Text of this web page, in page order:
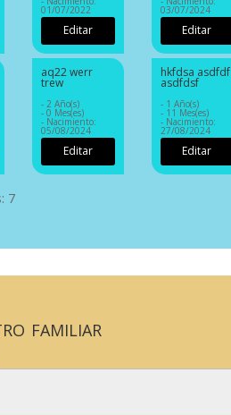
01/07/2022
Editar
03/07/2024
Editar
aq22 werr
trew
- 2 Año(s)
- 0 Mes(es)
- Nacimiento:
05/08/2024
Editar
hkfdsa asdfdf
asdfdsf
- 1 Año(s)
- 11 Mes(es)
- Nacimiento:
27/08/2024
Editar
7
familiar